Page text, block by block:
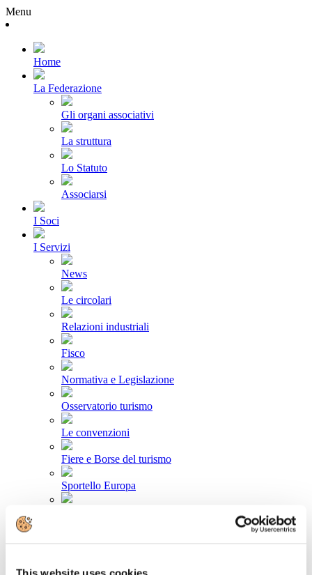
Menu
Home
La Federazione
Gli organi associativi
La struttura
Lo Statuto
Associarsi
I Soci
I Servizi
News
Le circolari
Relazioni industriali
Fisco
Normativa e Legislazione
Osservatorio turismo
Le convenzioni
Fiere e Borse del turismo
Sportello Europa